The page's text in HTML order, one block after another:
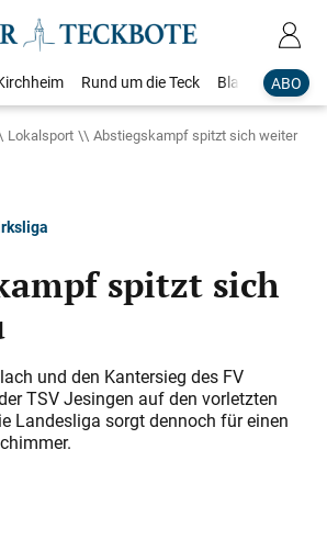
ABO
Rund um die Teck Blaulicht
Lokalsport
Abstiegskampf spitzt sich weiter
spitzt sich
und den Kantersieg des FV
TSV Jesingen auf den vorletzten
Landesliga sorgt dennoch für einen